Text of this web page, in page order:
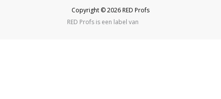
Copyright © 2026 RED Profs
RED Profs is een label van